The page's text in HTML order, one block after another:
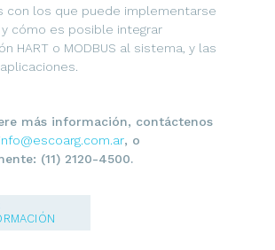
con los que puede implementarse
cómo es posible integrar
HART o MODBUS al sistema, y las
más información, contáctenos
info@escoarg.com.ar, o
(11) 2120-4500.